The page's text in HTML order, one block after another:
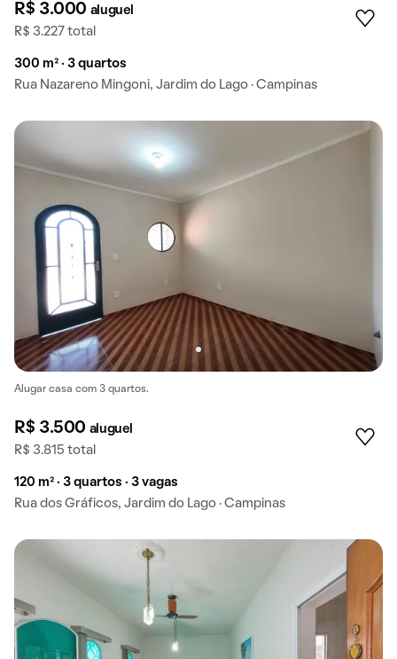
R$ 3.000 aluguel
R$ 3.227 total
300 m² · 3 quartos
Rua Nazareno Mingoni, Jardim do Lago · Campinas
Alugar casa com 3 quartos.
R$ 3.500 aluguel
R$ 3.815 total
120 m² · 3 quartos · 3 vagas
Rua dos Gráficos, Jardim do Lago · Campinas